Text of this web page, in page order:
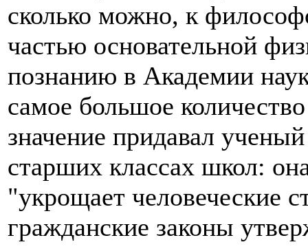
сколько можно, к
частью основательной
познанию в Академии
самое большое
значение придавал
старших классах школ:
"укрощает человеческие
гражданские законы